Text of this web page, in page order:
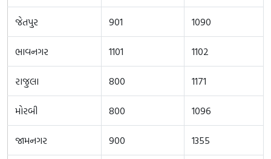
જેતપુર 901 1090
ભાવનગર 1101 1102
રાજુલા 800 1171
મોરબી 800 1096
જામનગર 900 1355